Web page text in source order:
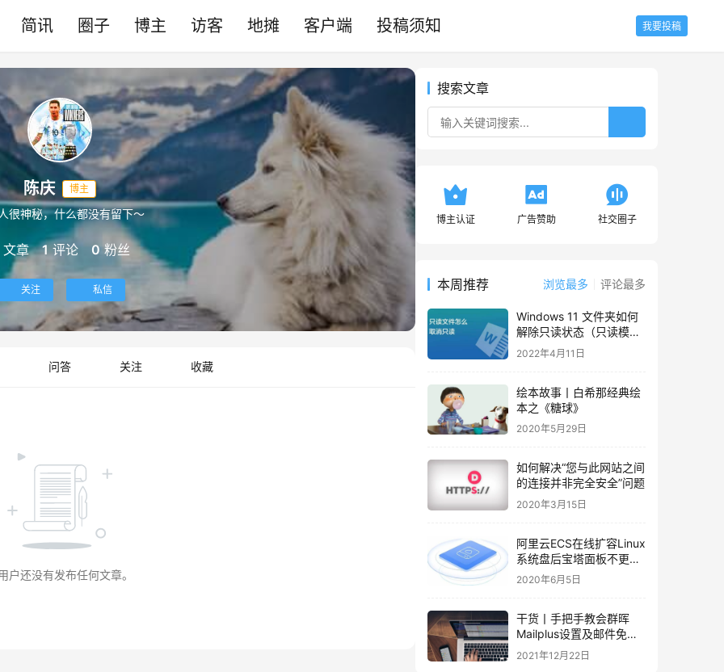
简讯 圈子 博主 访客 地摊 客户端 投稿须知 我要投稿
陈庆 博主
很神秘，什么都没有留下～
文章 1 评论 0 粉丝
关注 私信
问答 关注 收藏
户还没有发布任何文章。
搜索文章
博主认证 广告赞助 社交圈子
本周推荐 浏览最多 评论最多
Windows 11 文件夹如何
解除只读状态（只读模
式）
2022年4月11日
绘本故事丨白希那经典绘
本之《糖球》
2020年5月29日
如何解决“您与此网站之间
的连接并非完全安全”问题
2020年3月15日
阿里云ECS在线扩容Linux
系统盘后宝塔面板不更新
容量的解决办法
2020年6月5日
干货丨手把手教会群晖
Mailplus设置及邮件免拒
收（SPF、DMARC、
DKIM）
2021年12月22日